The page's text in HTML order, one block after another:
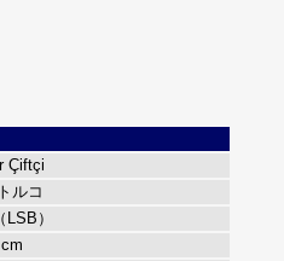
Çiftçi
トルコ
LSB）